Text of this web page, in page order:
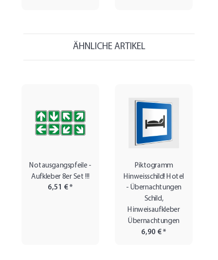
ÄHNLICHE ARTIKEL
Notausgangspfeile -
Aufkleber 8er Set !!!
6,51 €*
Piktogramm
Hinweisschild! Hotel
- Übernachtungen
Schild,
Hinweisaufkleber
Übernachtungen
6,90 €*